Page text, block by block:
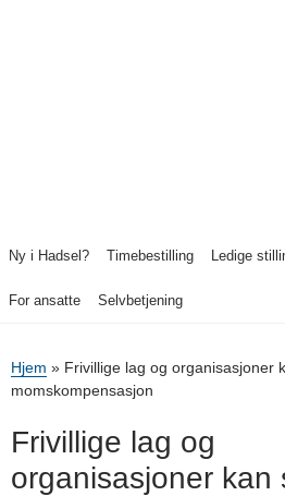
Ny i Hadsel? Timebestilling Ledige
For ansatte Selvbetjening
Hjem » Frivillige lag og organisasjoner
momskompensasjon
Frivillige lag og
organisasjoner kan